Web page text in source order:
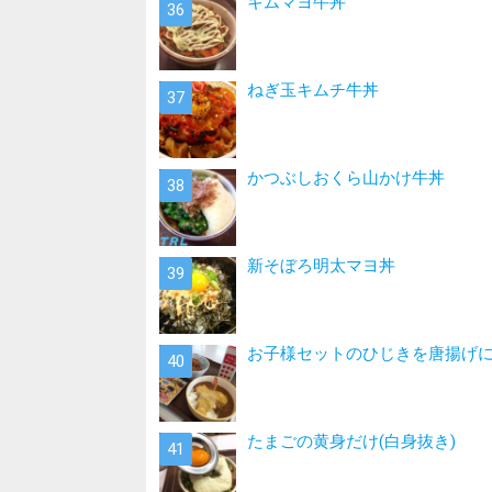
ねぎ玉キムチ牛丼
かつぶしおくら山かけ牛丼
新そぼろ明太マヨ丼
お子様セットのひじきを唐揚げ
たまごの黄身だけ(白身抜き)